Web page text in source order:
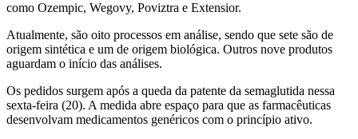
como Ozempic, Wegovy, Poviztra e Extensior.
Atualmente, são oito processos em análise, sendo que sete são de
origem sintética e um de origem biológica. Outros nove produtos
aguardam o início das análises.
Os pedidos surgem após a queda da patente da semaglutida nessa
sexta-feira (20). A medida abre espaço para que as farmacêuticas
desenvolvam medicamentos genéricos com o princípio ativo.